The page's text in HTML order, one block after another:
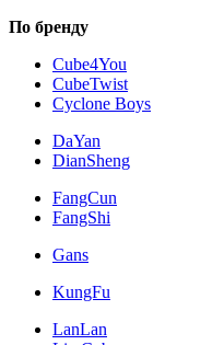
По бренду
Cube4You
CubeTwist
Cyclone Boys
DaYan
DianSheng
FangCun
FangShi
Gans
KungFu
LanLan